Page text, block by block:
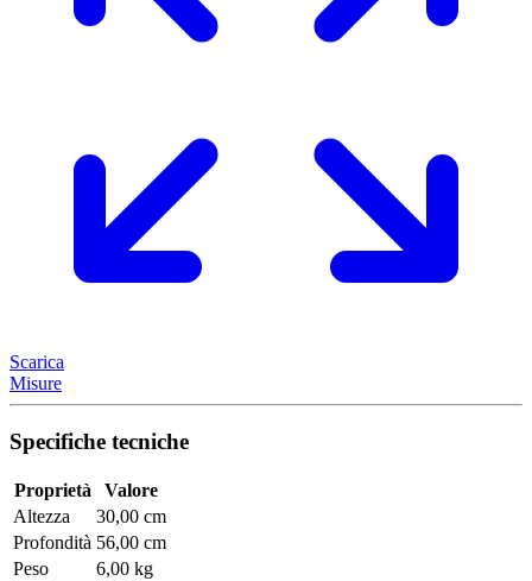
Scarica
Misure
Specifiche tecniche
Proprietà
Valore
Altezza
30,00 cm
Profondità 56,00 cm
Peso
6,00 kg